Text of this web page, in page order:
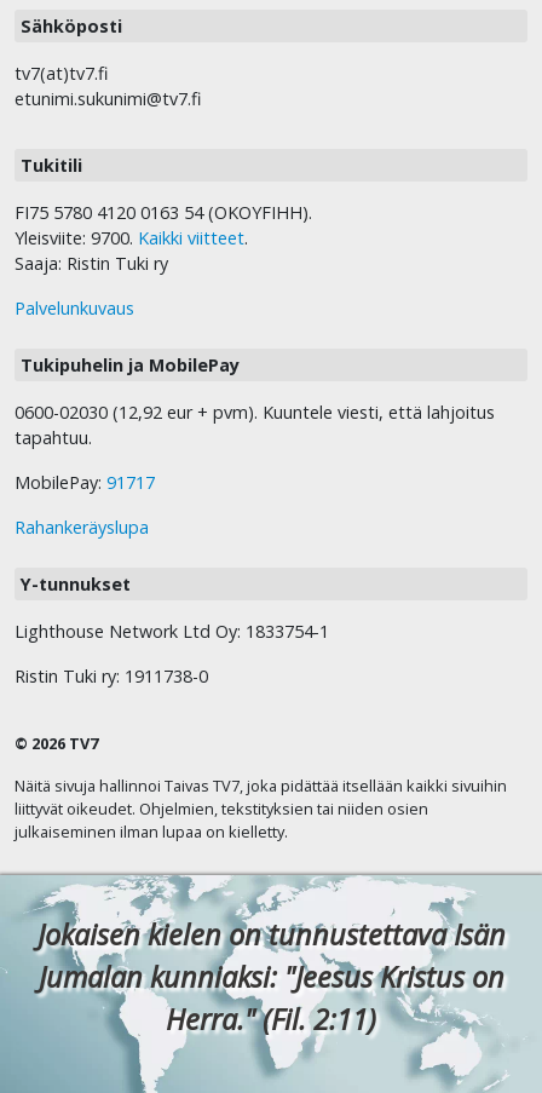
Sähköposti
tv7(at)tv7.fi
etunimi.sukunimi@tv7.fi
Tukitili
FI75 5780 4120 0163 54 (OKOYFIHH).
Yleisviite: 9700. Kaikki viitteet.
Saaja: Ristin Tuki ry
Palvelunkuvaus
Tukipuhelin ja MobilePay
0600-02030 (12,92 eur + pvm). Kuuntele viesti, että lahjoitus
tapahtuu.
MobilePay: 91717
Rahankeräyslupa
Y-tunnukset
Lighthouse Network Ltd Oy: 1833754-1
Ristin Tuki ry: 1911738-0
© 2026 TV7
Näitä sivuja hallinnoi Taivas TV7, joka pidättää itsellään kaikki sivuihin
liittyvät oikeudet. Ohjelmien, tekstityksien tai niiden osien
julkaiseminen ilman lupaa on kielletty.
Jokaisen kielen on tunnustettava Isän
Jumalan kunniaksi: "Jeesus Kristus on
Herra." (Fil. 2:11)